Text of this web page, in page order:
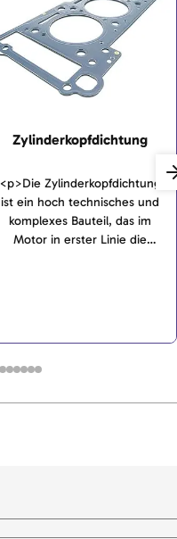
Zylinderkopfdichtung
<p>Die Zylinderkopfdichtung
ist ein hoch technisches und
komplexes Bauteil, das im
Motor in erster Linie die